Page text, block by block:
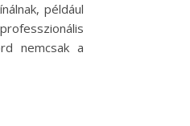
például
nemcsak a